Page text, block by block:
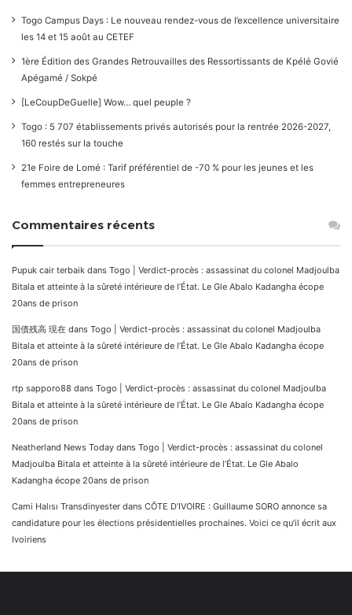
Togo Campus Days : Le nouveau rendez-vous de l’excellence universitaire
les 14 et 15 août au CETEF
1ère Édition des Grandes Retrouvailles des Ressortissants de Kpélé Govié
Apégamé / Sokpé
[LeCoupDeGuelle] Wow… quel peuple ?
Togo : 5 707 établissements privés autorisés pour la rentrée 2026-2027,
160 restés sur la touche
21e Foire de Lomé : Tarif préférentiel de -70 % pour les jeunes et les
femmes entrepreneures
Commentaires récents
Pupuk cair terbaik dans Togo | Verdict-procès : assassinat du colonel Madjoulba
Bitala et atteinte à la sûreté intérieure de l’État. Le Gle Abalo Kadangha écope
20ans de prison
国債残高 現在 dans Togo | Verdict-procès : assassinat du colonel Madjoulba
Bitala et atteinte à la sûreté intérieure de l’État. Le Gle Abalo Kadangha écope
20ans de prison
rtp sapporo88 dans Togo | Verdict-procès : assassinat du colonel Madjoulba
Bitala et atteinte à la sûreté intérieure de l’État. Le Gle Abalo Kadangha écope
20ans de prison
Neatherland News Today dans Togo | Verdict-procès : assassinat du colonel
Madjoulba Bitala et atteinte à la sûreté intérieure de l’État. Le Gle Abalo
Kadangha écope 20ans de prison
Cami Halısı Transdinyester dans CÔTE D’IVOIRE : Guillaume SORO annonce sa
candidature pour les élections présidentielles prochaines. Voici ce qu’il écrit aux
Ivoiriens